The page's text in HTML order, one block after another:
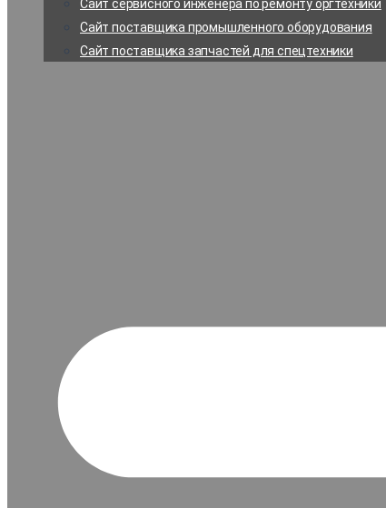
Сайт сервисного инженера по ремонту оргтехники
Сайт поставщика промышленного оборудования
Сайт поставщика запчастей для спецтехники